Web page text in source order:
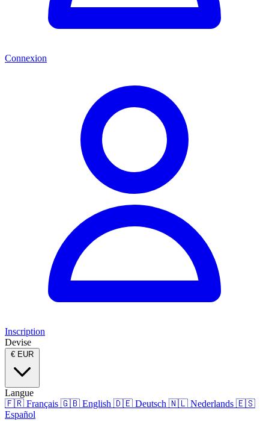
Connexion
Inscription
Devise
€ EUR
Langue
🇫🇷 Français 🇬🇧 English 🇩🇪 Deutsch 🇳🇱 Nederlands 🇪🇸
Español